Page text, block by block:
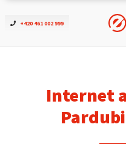
+420 461 002 999
Ověřit
ČEZNET TV
Internet